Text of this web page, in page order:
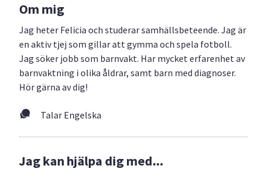
Om mig
Jag heter Felicia och studerar samhällsbeteende. Jag är
en aktiv tjej som gillar att gymma och spela fotboll.
Jag söker jobb som barnvakt. Har mycket erfarenhet av
barnvaktning i olika åldrar, samt barn med diagnoser.
Hör gärna av dig!
Talar Engelska
Jag kan hjälpa dig med...